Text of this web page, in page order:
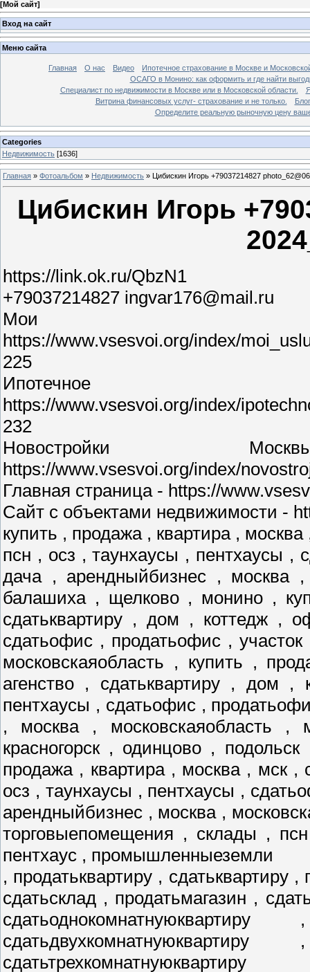
[Мой сайт]
Вход на сайт
Меню сайта
Главная О нас Видео
Ипотечное страхование в Москве и
ОСАГО в Монино: как оформить и где найти
Специалист по недвижимости в Москве или в Московской области.
Витрина финансовых услуг- страхование и не только.
Блог
Определите реальную рыночную цену
Categories
Недвижимость [1636]
Главная » Фотоальбом » Недвижимость » Цибискин Игорь +79037214827
Цибискин Игорь
https://link.ok.ru/QbzN1
+79037214827 ingvar176@mail.ru
Мои
https://www.vsesvoi.org/index/
225
Ипотечное
https://www.vsesvoi.org/index/
232
Новостройки
https://www.vsesvoi.org/index/
Главная страница - https://
Сайт с объектами недвижимости -
купить , продажа , квартира ,
псн , осз , таунхаусы , пентхаусы ,
дача , арендныйбизнес , москва
балашиха , щелково , монино ,
сдатьквартиру , дом , коттедж ,
сдатьофис , продатьофис ,
московскаяобласть , купить ,
агенство , сдатьквартиру , дом
пентхаусы , сдатьофис ,
, москва , московскаяобласть
красногорск , одинцово ,
продажа , квартира , москва , мск
осз , таунхаусы , пентхаусы ,
арендныйбизнес , москва ,
торговыепомещения , склады ,
пентхаус , промышленныеземли
, продатьквартиру , сдатьквартиру
сдатьсклад , продатьмагазин ,